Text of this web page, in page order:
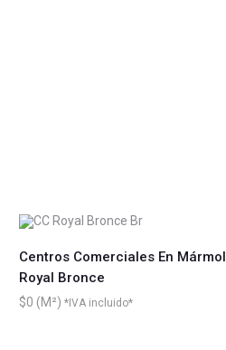
Centros Comerciales En Mármol
Royal Bronce
$0 *IVA incluido*